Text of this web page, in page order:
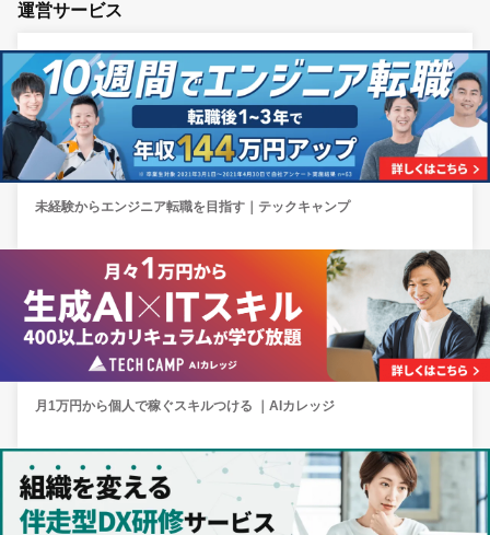
運営サービス
未経験からエンジニア転職を目指す｜テックキャンプ
月1万円から個人で稼ぐスキルつける ｜AIカレッジ